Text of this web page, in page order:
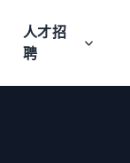
人才招
聘